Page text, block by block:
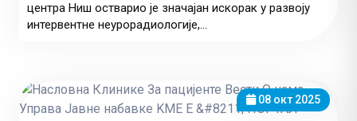
центра Ниш остварио је значајан искорак у развоју
интервентне неурорадиологије,...
08 окт 2025